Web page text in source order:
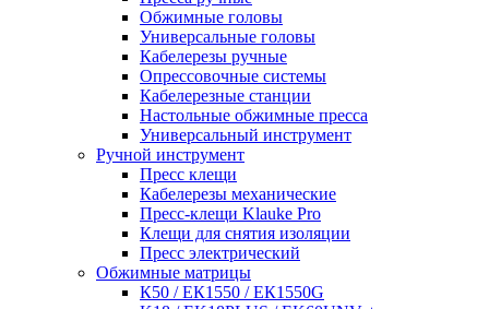
Обжимные головы
Универсальные головы
Кабелерезы ручные
Опрессовочные системы
Кабелерезные станции
Настольные обжимные пресса
Универсальный инструмент
Ручной инструмент
Пресс клещи
Кабелерезы механические
Пресс-клещи Klauke Pro
Клещи для снятия изоляции
Пресс электрический
Обжимные матрицы
К50 / ЕК1550 / ЕК1550G